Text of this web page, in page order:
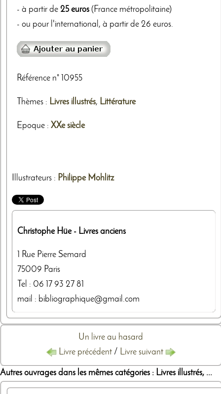
- à partir de 25 euros (France métropolitaine)
- ou pour l'international, à partir de 26 euros.
Référence n° 10955
Thèmes : Livres illustrés, Littérature
Epoque : XXe siècle
Illustrateurs : Philippe Mohlitz
Christophe Hüe- Livres anciens
1 Rue Pierre Semard
75009 Paris
Tel : 06 17 93 27 81
mail : bibliographique@gmail.com
Un livre au hasard
Livre précédent / Livre suivant
Autres ouvrages dans les mêmes catégories : Livres illustrés, ...